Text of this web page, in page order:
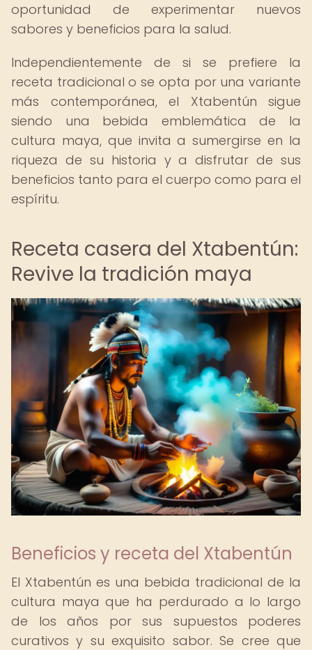
oportunidad de experimentar nuevos
sabores y beneficios para la salud.
Independientemente de si se prefiere la
receta tradicional o se opta por una variante
más contemporánea, el Xtabentún sigue
siendo una bebida emblemática de la
cultura maya, que invita a sumergirse en la
riqueza de su historia y a disfrutar de sus
beneficios tanto para el cuerpo como para el
espíritu.
Receta casera del Xtabentún:
Revive la tradición maya
Beneficios y receta del Xtabentún
El Xtabentún es una bebida tradicional de la
cultura maya que ha perdurado a lo largo
de los años por sus supuestos poderes
curativos y su exquisito sabor. Se cree que